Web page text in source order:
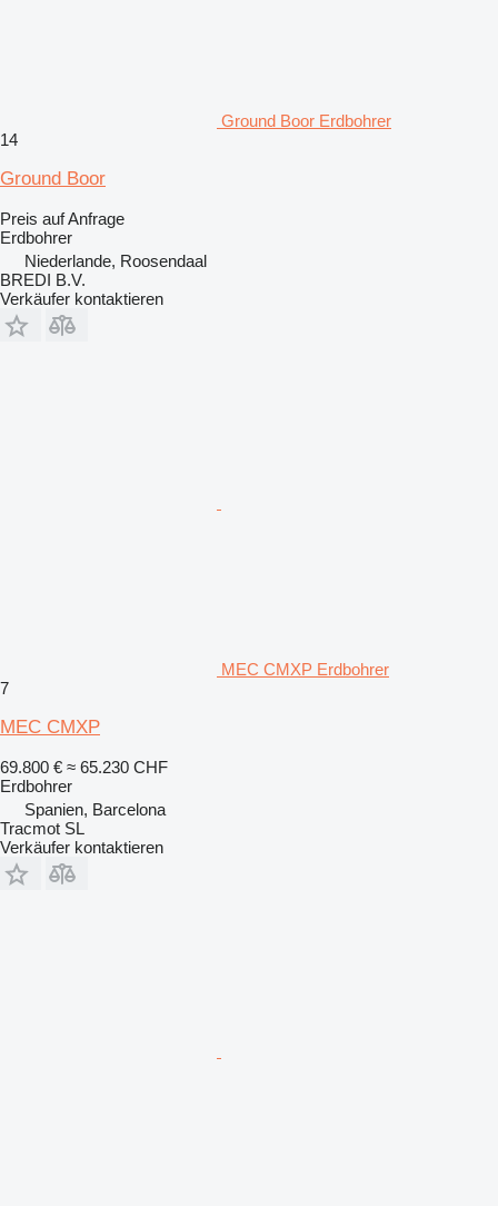
Ground Boor Erdbohrer
14
Ground Boor
Preis auf Anfrage
Erdbohrer
Niederlande, Roosendaal
BREDI B.V.
Verkäufer kontaktieren
MEC CMXP Erdbohrer
7
MEC CMXP
69.800 € ≈ 65.230 CHF
Erdbohrer
Spanien, Barcelona
Tracmot SL
Verkäufer kontaktieren